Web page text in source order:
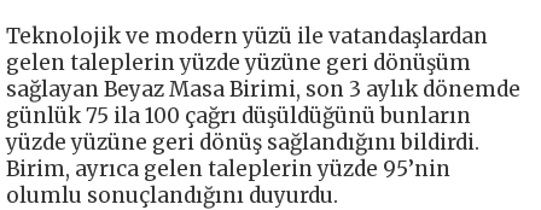
Teknolojik ve modern yüzü ile vatandaşlardan
gelen taleplerin yüzde yüzüne geri dönüşüm
sağlayan Beyaz Masa Birimi, son 3 aylık dönemde
günlük 75 ila 100 çağrı düşüldüğünü bunların
yüzde yüzüne geri dönüş sağlandığını bildirdi.
Birim, ayrıca gelen taleplerin yüzde 95’nin
olumlu sonuçlandığını duyurdu.